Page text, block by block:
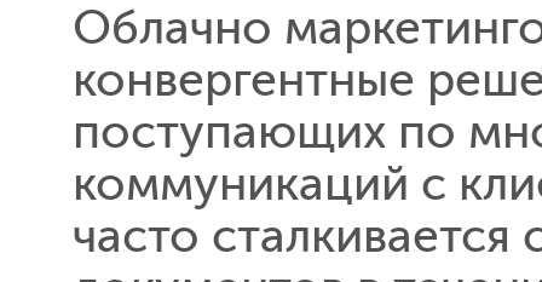
Облачно
конвергентные
поступающих по
коммуникаций с
часто